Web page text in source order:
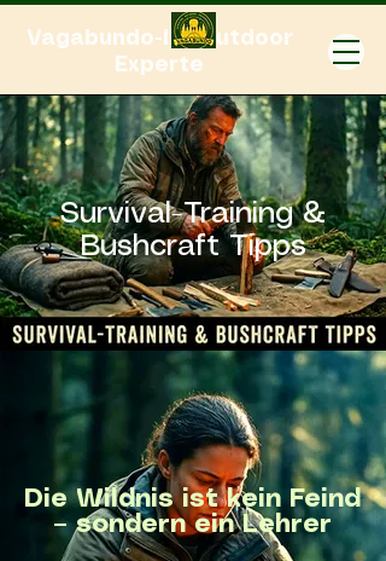
Vagabundo-Ihr Outdoor
Experte
Survival-Training &
Bushcraft Tipps
Die Wildnis ist kein Feind
– sondern ein Lehrer